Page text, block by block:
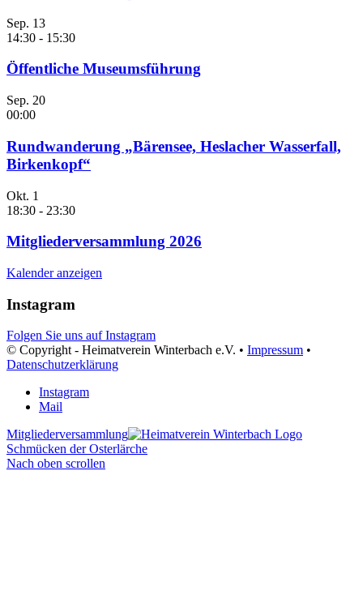
Sep. 13
14:30 - 15:30
Öffentliche Museumsführung
Sep. 20
00:00
Rundwanderung „Bärensee, Heslacher Wasserfall,
Birkenkopf“
Okt. 1
18:30 - 23:30
Mitgliederversammlung 2026
Kalender anzeigen
Instagram
Folgen Sie uns auf Instagram
© Copyright - Heimatverein Winterbach e.V. • Impressum •
Datenschutzerklärung
Instagram
Mail
Mitgliederversammlung
Schmücken der Osterlärche
Nach oben scrollen